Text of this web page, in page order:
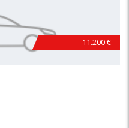
11.200 €